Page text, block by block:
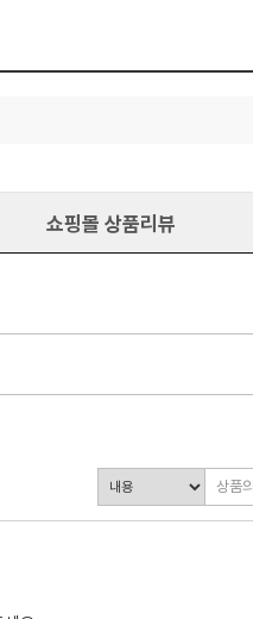
쇼핑몰 상품리뷰